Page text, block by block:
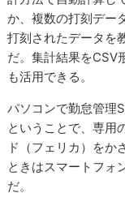
か、複数の打刻デー
打刻されたデータを
だ。集計結果をCSV
も活用できる。
パソコンで勤怠管理
ということで、専用
ド（フェリカ）をか
ときはスマートフォ
だ。